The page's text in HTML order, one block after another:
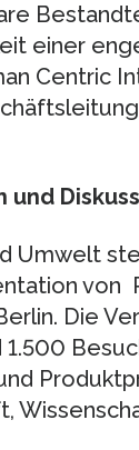
einer
Centric
Umwelt
von
Die